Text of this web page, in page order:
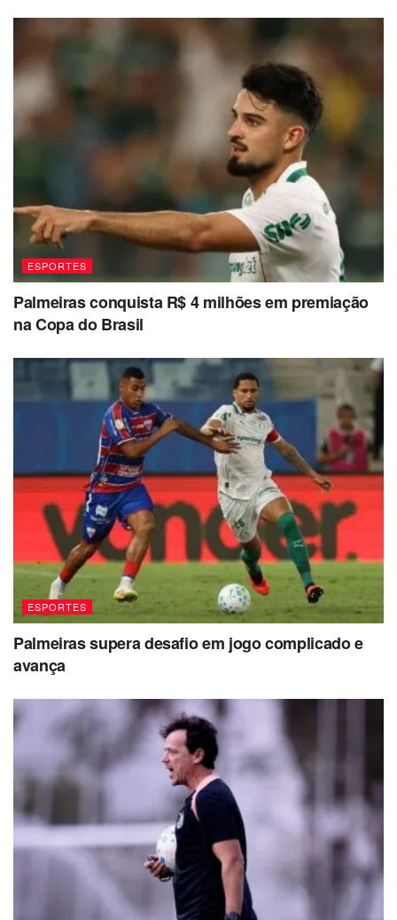
ESPORTES
Palmeiras conquista R$ 4 milhões em premiação
na Copa do Brasil
ESPORTES
Palmeiras supera desafio em jogo complicado e
avança